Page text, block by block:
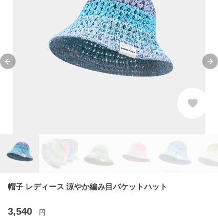
Previous slide
帽子 レディース 涼やか編み目バケットハット
3,540 円